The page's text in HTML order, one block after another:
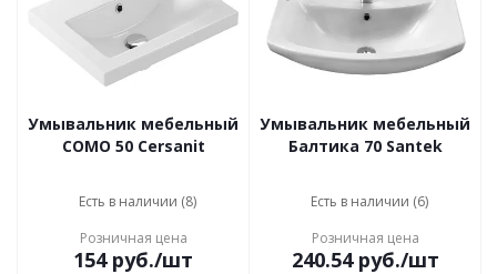
Умывальник мебельный
COMO 50 Cersanit
Есть в наличии (8)
Розничная цена
154руб./шт
Умывальник мебельный
Балтика 70 Santek
Есть в наличии (6)
Розничная цена
240.54руб./шт